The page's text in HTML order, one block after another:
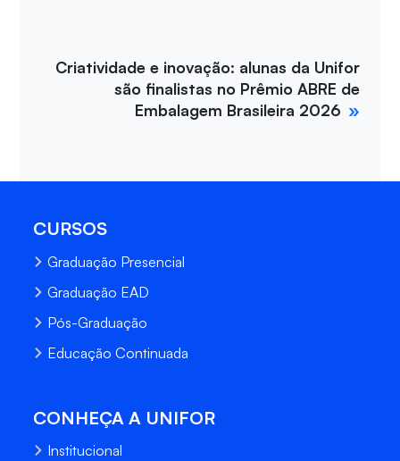
Criatividade e inovação: alunas da Unifor
são finalistas no Prêmio ABRE de
Embalagem Brasileira 2026
CURSOS
Graduação Presencial
Graduação EAD
Pós-Graduação
Educação Continuada
CONHEÇA A UNIFOR
Institucional